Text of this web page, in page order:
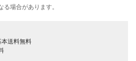
場合が​あります。
送料無料